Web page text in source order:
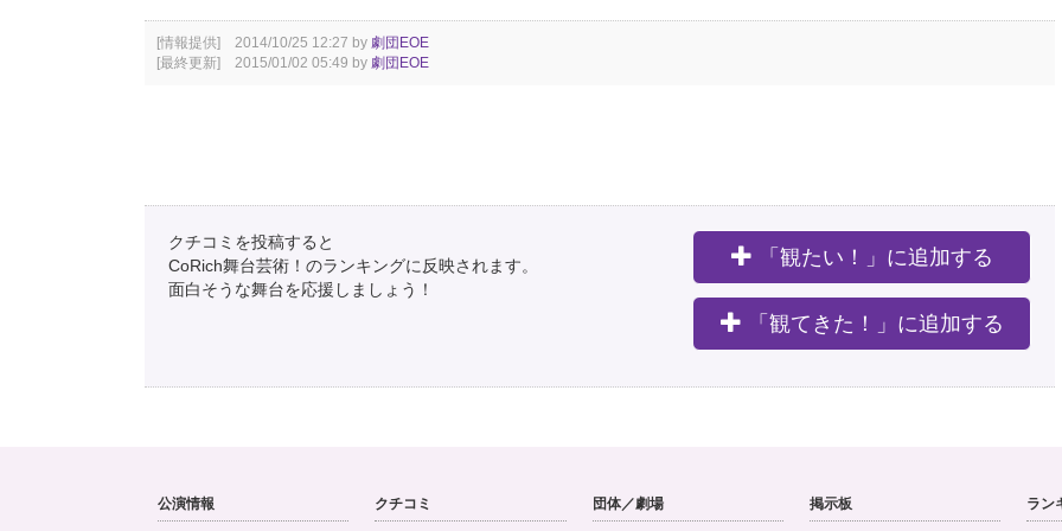
[情報提供] 2014/10/25 12:27 by 劇団EOE
[最終更新] 2015/01/02 05:49 by 劇団EOE
クチコミを投稿すると
CoRich舞台芸術！のランキングに反映されます。
面白そうな舞台を応援しましょう！
「観たい！」に追加する
「観てきた！」に追加する
公演情報 クチコミ 団体／劇場 掲示板 ラン